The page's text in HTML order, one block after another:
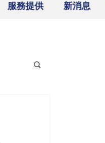
服務提供 新消息